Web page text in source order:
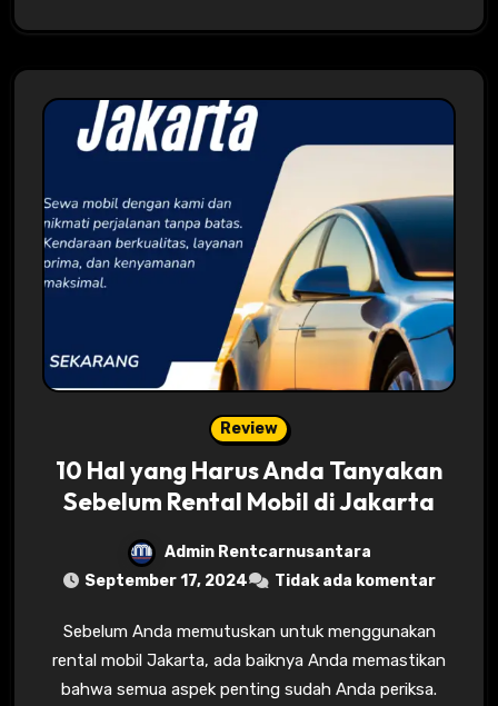
Review
10 Hal yang Harus Anda Tanyakan
Sebelum Rental Mobil di Jakarta
Admin Rentcarnusantara
September 17, 2024
Tidak ada komentar
Sebelum Anda memutuskan untuk menggunakan
rental mobil Jakarta, ada baiknya Anda memastikan
bahwa semua aspek penting sudah Anda periksa.